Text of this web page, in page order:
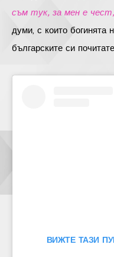
съм тук, за мен е чест,
думи, с които богинята
българските си
ВИЖТЕ ТАЗИ